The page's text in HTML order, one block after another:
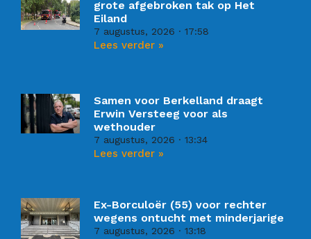
grote afgebroken tak op Het
Eiland
7 augustus, 2026 17:58
Lees verder »
Samen voor Berkelland draagt
Erwin Versteeg voor als
wethouder
7 augustus, 2026 13:34
Lees verder »
Ex-Borculoër (55) voor rechter
wegens ontucht met minderjarige
7 augustus, 2026 13:18